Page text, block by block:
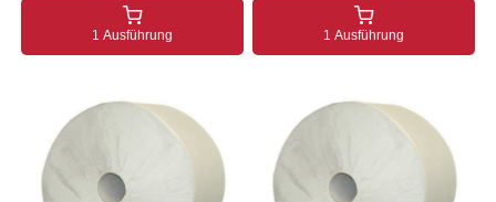
1 Ausführung 1 Ausführung